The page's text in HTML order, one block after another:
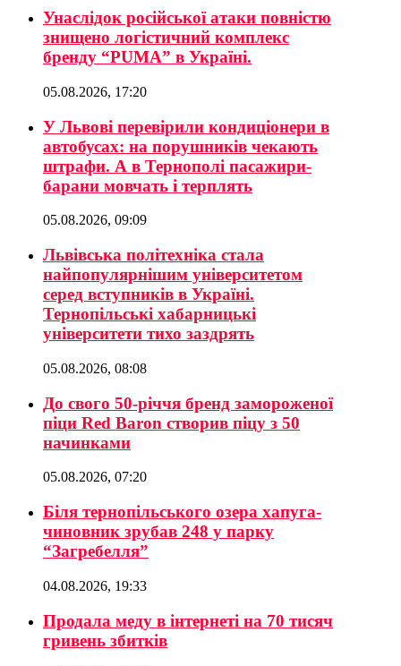
Унаслідок російської атаки повністю
знищено логістичний комплекс
бренду “PUMA” в Україні.
05.08.2026, 17:20
У Львові перевірили кондиціонери в
автобусах: на порушників чекають
штрафи. А в Тернополі пасажири-
барани мовчать і терплять
05.08.2026, 09:09
Львівська політехніка стала
найпопулярнішим університетом
серед вступників в Україні.
Тернопільські хабарницькі
університети тихо заздрять
05.08.2026, 08:08
До свого 50-річчя бренд замороженої
піци Red Baron створив піцу з 50
начинками
05.08.2026, 07:20
Біля тернопільського озера хапуга-
чиновник зрубав 248 у парку
“Загребелля”
04.08.2026, 19:33
Продала меду в інтернеті на 70 тисяч
гривень збитків